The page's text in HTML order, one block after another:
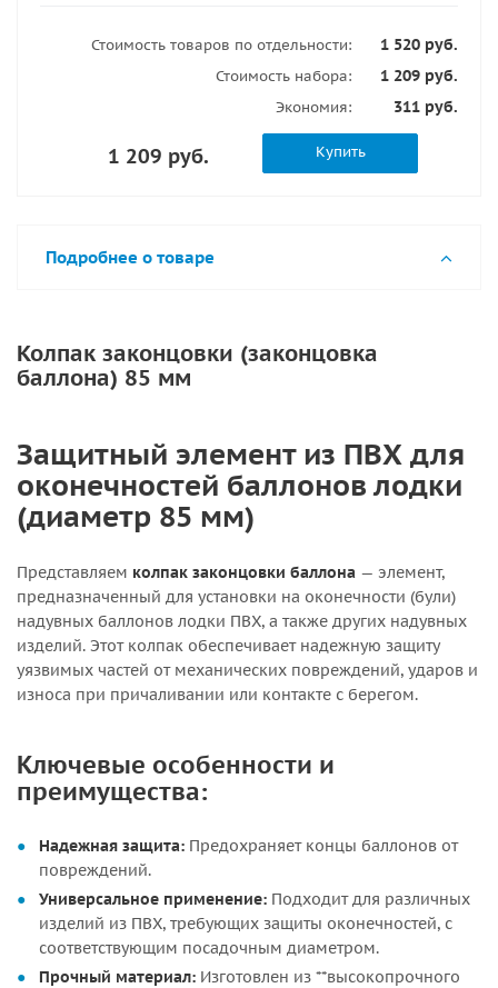
Стоимость товаров по отдельности: 1 520 руб.
Стоимость набора: 1 209 руб.
Экономия: 311 руб.
1 209 руб. Купить
Подробнее о товаре
Колпак законцовки (законцовка
баллона) 85 мм
Защитный элемент из ПВХ для
оконечностей баллонов лодки
(диаметр 85 мм)
Представляем колпак законцовки баллона — элемент,
предназначенный для установки на оконечности (були)
надувных баллонов лодки ПВХ, а также других надувных
изделий. Этот колпак обеспечивает надежную защиту
уязвимых частей от механических повреждений, ударов и
износа при причаливании или контакте с берегом.
Ключевые особенности и
преимущества:
Надежная защита: Предохраняет концы баллонов от
повреждений.
Универсальное применение: Подходит для различных
изделий из ПВХ, требующих защиты оконечностей, с
соответствующим посадочным диаметром.
Прочный материал: Изготовлен из **высокопрочного